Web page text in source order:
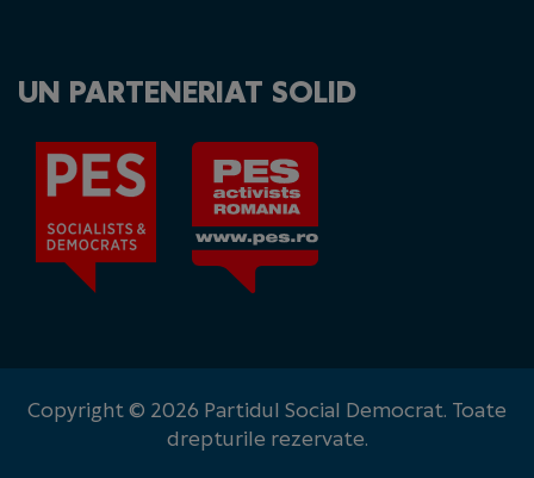
UN PARTENERIAT SOLID
Copyright © 2026 Partidul Social Democrat. Toate
drepturile rezervate.